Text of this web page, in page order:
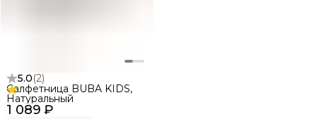
5.0(2)
1 089 ₽
Салфетница BUBA KIDS,
Натуральный